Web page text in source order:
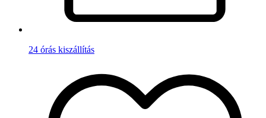
24 órás kiszállítás